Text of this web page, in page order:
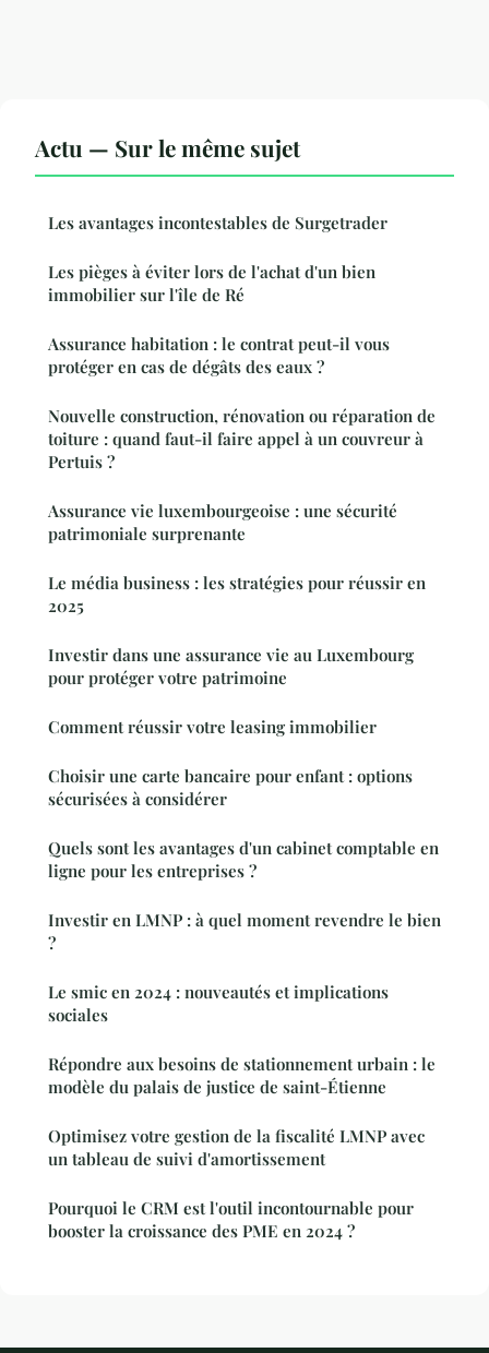
Actu — Sur le même sujet
Les avantages incontestables de Surgetrader
Les pièges à éviter lors de l'achat d'un bien
immobilier sur l'île de Ré
Assurance habitation : le contrat peut-il vous
protéger en cas de dégâts des eaux ?
Nouvelle construction, rénovation ou réparation de
toiture : quand faut-il faire appel à un couvreur à
Pertuis ?
Assurance vie luxembourgeoise : une sécurité
patrimoniale surprenante
Le média business : les stratégies pour réussir en
2025
Investir dans une assurance vie au Luxembourg
pour protéger votre patrimoine
Comment réussir votre leasing immobilier
Choisir une carte bancaire pour enfant : options
sécurisées à considérer
Quels sont les avantages d'un cabinet comptable en
ligne pour les entreprises ?
Investir en LMNP : à quel moment revendre le bien
?
Le smic en 2024 : nouveautés et implications
sociales
Répondre aux besoins de stationnement urbain : le
modèle du palais de justice de saint-Étienne
Optimisez votre gestion de la fiscalité LMNP avec
un tableau de suivi d'amortissement
Pourquoi le CRM est l'outil incontournable pour
booster la croissance des PME en 2024 ?